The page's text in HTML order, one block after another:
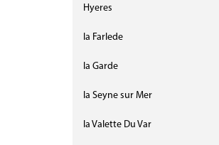
Hyeres
la Farlede
la Garde
la Seyne sur Mer
la Valette Du Var